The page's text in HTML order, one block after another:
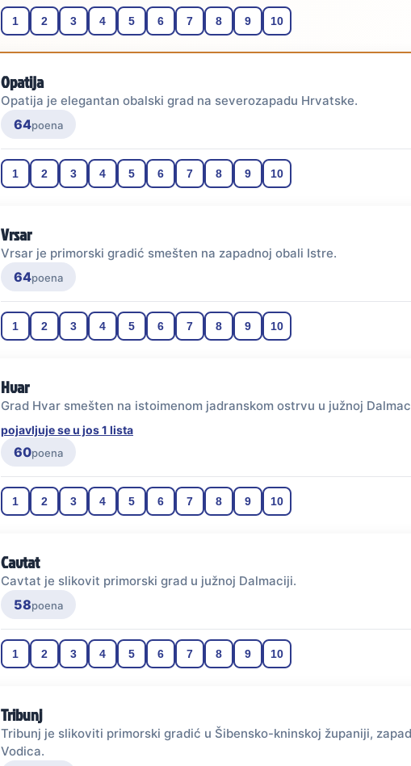
1 2 3 4 5 6 7 8 9 10
Opatija
Opatija je elegantan obalski grad na severozapadu Hrvatske.
64poena
1 2 3 4 5 6 7 8 9 10
Vrsar
Vrsar je primorski gradić smešten na zapadnoj obali Istre.
64poena
1 2 3 4 5 6 7 8 9 10
Hvar
Grad Hvar smešten na istoimenom jadranskom ostrvu u južnoj
pojavljuje se u jos 1 lista
60poena
1 2 3 4 5 6 7 8 9 10
Cavtat
Cavtat je slikovit primorski grad u južnoj Dalmaciji.
58poena
1 2 3 4 5 6 7 8 9 10
Tribunj
Tribunj je slikoviti primorski gradić u Šibensko-kninskoj županiji,
Vodica.